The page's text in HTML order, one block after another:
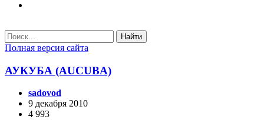
Найти
Полная версия сайта
АУКУБА (AUCUBA)
sadovod
9 декабря 2010
4 993